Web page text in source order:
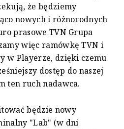
że będziemy
nowych i różnorodnych
prasowe TVN Grupa
więc ramówkę TVN i
w Playerze, dzięki czemu
dostęp do naszej
ten ruch nadawca.
będzie nowy
"Lab" (w dni